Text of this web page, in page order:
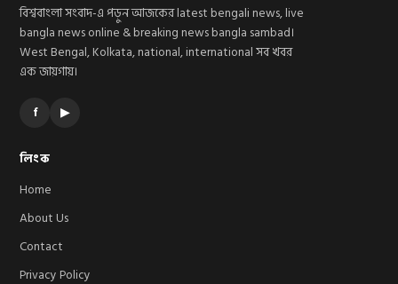
বিশ্ববাংলা সংবাদ-এ পড়ুন আজকের latest bengali news, live
bangla news online & breaking news bangla sambad।
West Bengal, Kolkata, national, international সব খবর
এক জায়গায়।
f ▶
লিংক
Home
About Us
Contact
Privacy Policy